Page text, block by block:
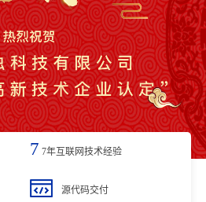
7 7年互联网技术经验
源代码交付